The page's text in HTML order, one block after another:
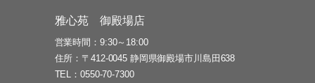
雅心苑 御殿場店
営業時間
9:30～18:00
住所
〒412-0045 静岡県御殿場市川島田638
TEL
0550-70-7300